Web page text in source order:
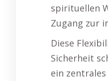
spirituellen
Zugang zur
Diese
Sicherheit
ein